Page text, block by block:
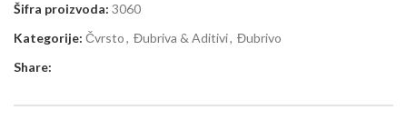
Šifra proizvoda: 3060
Kategorije: Čvrsto, Đubriva & Aditivi, Đubrivo
Share: